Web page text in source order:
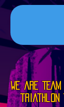
we are
triathlon